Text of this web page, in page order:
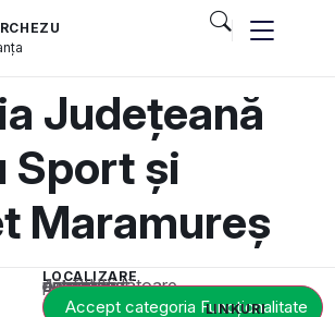
Județeană
Sport și
Maramureș
LOCALIZARE
Acest conținut este blocat până când acceptați categoria corespunzătoare de cookie-uri.
Accept categoria Funcționalitate
LINKURI